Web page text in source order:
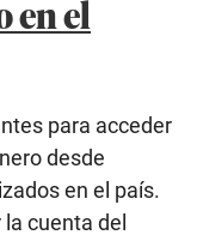
en el
para acceder
desde
en el país.
cuenta del